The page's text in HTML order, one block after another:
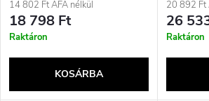
14 802 Ft ÁFA nélkül
18 798 Ft
Raktáron
KOSÁRBA
20 892 Ft
26
Raktáron